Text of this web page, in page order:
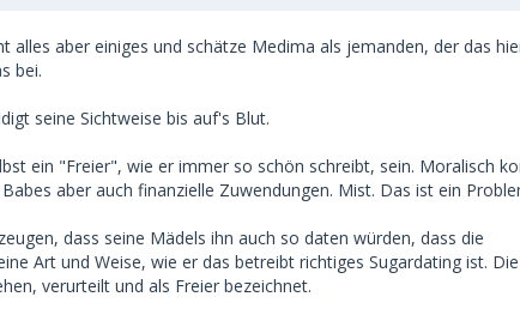
und ich treffe mich mindestens 4 mal im
das die richtigen SB so was gerne hören wollen,
wie möglich und es dann wohl mit den Frauen
alles aber einiges und schätze Medima als jemanden, der das
bei.
seine Sichtweise bis auf's Blut.
ein "Freier", wie er immer so schön schreibt, sein. Moralisch
aber auch finanzielle Zuwendungen. Mist. Das ist ein
dass seine Mädels ihn auch so daten würden, dass die
Art und Weise, wie er das betreibt richtiges Sugardating ist.
verurteilt und als Freier bezeichnet.